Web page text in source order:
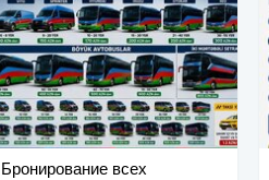
Бронирование всех